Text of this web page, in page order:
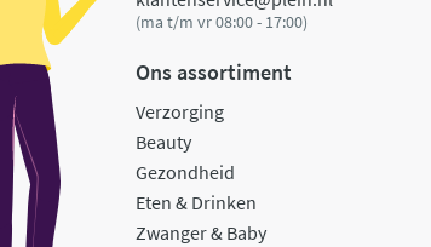
(ma t/m vr 08:00 - 17:00)
Ons assortiment
Verzorging
Beauty
Gezondheid
Eten & Drinken
Zwanger & Baby